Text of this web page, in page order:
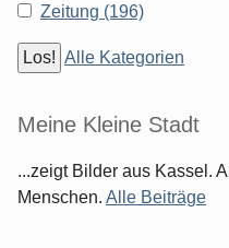
Zeitung (196)
Alle Kategorien
Meine Kleine Stadt
...zeigt Bilder aus Kassel.
Menschen. Alle Beiträge